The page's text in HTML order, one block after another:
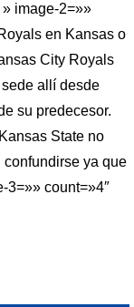
image-2=»»
en Kansas o
City Royals
allí desde
su predecesor.
State no
ya que
3=»» count=»4″